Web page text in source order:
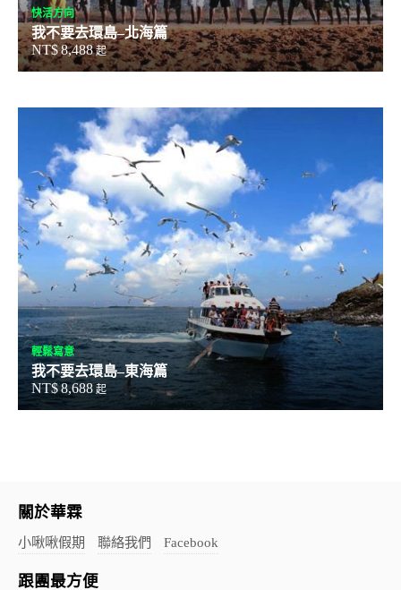
快活方向
我不要去環島–北海篇
NT$8,488 起
輕鬆寫意
我不要去環島–東海篇
NT$8,688 起
關於華霖
小啾啾假期 聯絡我們 Facebook
跟團最方便